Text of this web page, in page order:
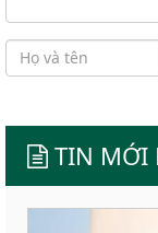
TIN MỚI